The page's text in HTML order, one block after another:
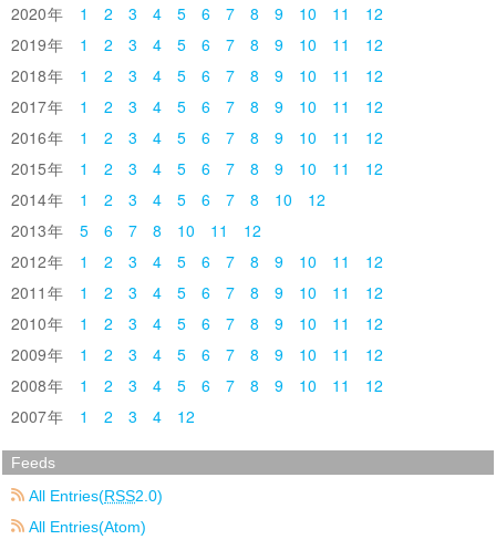
2020
1 2 3 4 5 6 7 8 9 10 11
12
2019
1 2 3 4 5 6 7 8 9 10 11
12
2018
1 2 3 4 5 6 7 8 9 10 11
12
2017
1 2 3 4 5 6 7 8 9 10 11
12
2016
1 2 3 4 5 6 7 8 9 10 11
12
2015
1 2 3 4 5 6 7 8 9 10 11
12
2014
1 2 3 4 5 6 7 8 10
12
2013
5 6 7 8 10 11
12
2012
1 2 3 4 5 6 7 8 9 10 11
12
2011
1 2 3 4 5 6 7 8 9 10 11
12
2010
1 2 3 4 5 6 7 8 9 10 11
12
2009
1 2 3 4 5 6 7 8 9 10 11
12
2008
1 2 3 4 5 6 7 8 9 10 11
12
2007
1 2 3 4 12
Feeds
All Entries(RSS2.0)
All Entries(Atom)